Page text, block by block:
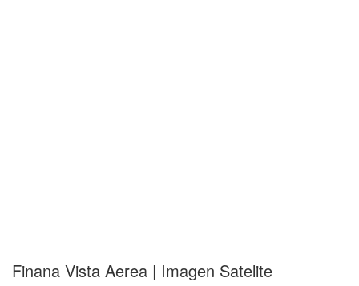
Finana Vista Aerea | Imagen Satelite